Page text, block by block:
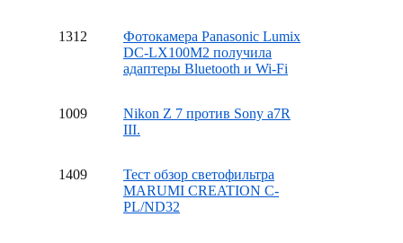
1312
Фотокамера Panasonic Lumix
DC-LX100M2 получила
адаптеры Bluetooth и Wi-Fi
1009
Nikon Z 7 против Sony a7R
III.
1409
Тест обзор светофильтра
MARUMI CREATION C-
PL/ND32